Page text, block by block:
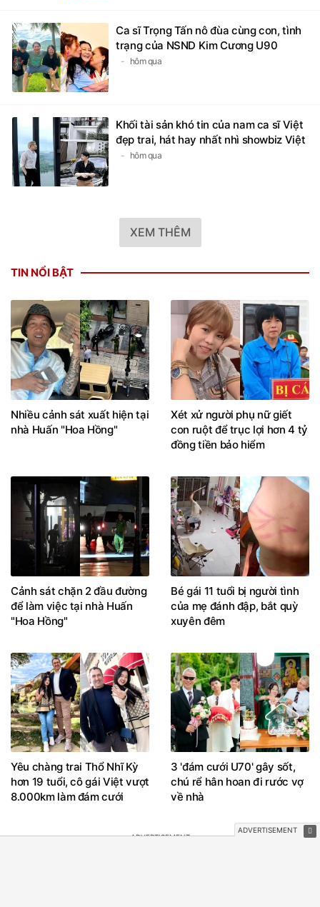
Ca sĩ Trọng Tấn nô đùa cùng con, tình
trạng của NSND Kim Cương U90
hôm qua
Khối tài sản khó tin của nam ca sĩ Việt
đẹp trai, hát hay nhất nhì showbiz Việt
hôm qua
XEM THÊM
TIN NỔI BẬT
Nhiều cảnh sát xuất hiện tại
nhà Huấn "Hoa Hồng"
Xét xử người phụ nữ giết
con ruột để trục lợi hơn 4 tỷ
đồng tiền bảo hiểm
Cảnh sát chặn 2 đầu đường
để làm việc tại nhà Huấn
"Hoa Hồng"
Bé gái 11 tuổi bị người tình
của mẹ đánh đập, bắt quỳ
xuyên đêm
Yêu chàng trai Thổ Nhĩ Kỳ
hơn 19 tuổi, cô gái Việt vượt
8.000km làm đám cưới
3 'đám cưới U70' gây sốt,
chú rể hân hoan đi rước vợ
về nhà